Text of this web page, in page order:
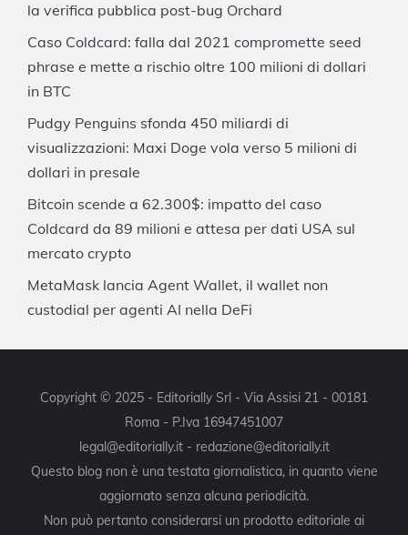
la verifica pubblica post-bug Orchard
Caso Coldcard: falla dal 2021 compromette seed
phrase e mette a rischio oltre 100 milioni di dollari
in BTC
Pudgy Penguins sfonda 450 miliardi di
visualizzazioni: Maxi Doge vola verso 5 milioni di
dollari in presale
Bitcoin scende a 62.300$: impatto del caso
Coldcard da 89 milioni e attesa per dati USA sul
mercato crypto
MetaMask lancia Agent Wallet, il wallet non
custodial per agenti AI nella DeFi
Copyright © 2025 - Editorially Srl - Via Assisi 21 - 00181
Roma - P.Iva 16947451007
legal@editorially.it - redazione@editorially.it
Questo blog non è una testata giornalistica, in quanto viene
aggiornato senza alcuna periodicità.
Non può pertanto considerarsi un prodotto editoriale ai